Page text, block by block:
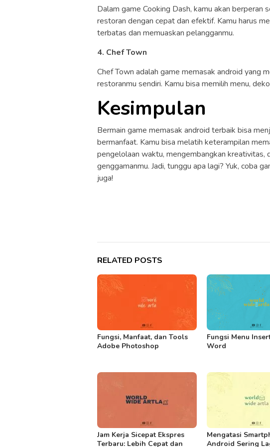
Dalam game Cooking Dash, kamu akan berperan
restoran dengan cepat dan efektif. Kamu harus
terbatas dan memuaskan pelangganmu.
4. Chef Town
Chef Town adalah game memasak android yang
restoranmu sendiri. Kamu bisa memilih menu,
Kesimpulan
Bermain game memasak android terbaik bisa
bermanfaat. Kamu bisa melatih keterampilan
pengelolaan waktu, mengembangkan kreativitas,
genggamanmu. Jadi, tunggu apa lagi? Yuk, coba
juga!
RELATED POSTS
Fungsi, Manfaat, dan Tools
Adobe Photoshop
Fungsi Menu
Word
Jam Kerja Sicepat Ekspres
Terbaru: Lebih Cepat dan
Mengatasi
Android Sering